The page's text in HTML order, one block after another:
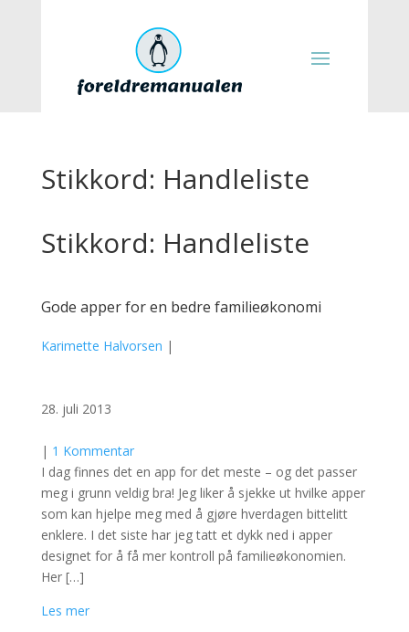
Stikkord: Handleliste
Stikkord: Handleliste
Gode apper for en bedre familieøkonomi
Karimette Halvorsen |
28. juli 2013
| 1 Kommentar
I dag finnes det en app for det meste – og det passer
meg i grunn veldig bra! Jeg liker å sjekke ut hvilke apper
som kan hjelpe meg med å gjøre hverdagen bittelitt
enklere. I det siste har jeg tatt et dykk ned i apper
designet for å få mer kontroll på familieøkonomien.
Her […]
Les mer